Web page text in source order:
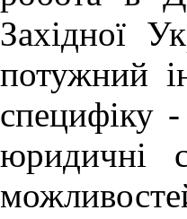
Західної
потужний
специфіку -
юридичні